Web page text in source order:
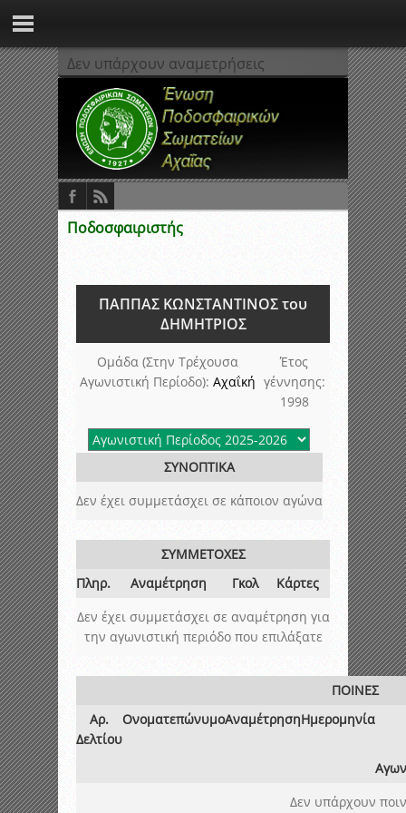
Δεν υπάρχουν αναμετρήσεις
Ποδοσφαιριστής
ΠΑΠΠΑΣ ΚΩΝΣΤΑΝΤΙΝΟΣ του
ΔΗΜΗΤΡΙΟΣ
Ομάδα (Στην Τρέχουσα
Αγωνιστική Περίοδο): Αχαΐκή
Έτος
γέννησης:
1998
ΣΥΝΟΠΤΙΚΑ
Δεν έχει συμμετάσχει σε κάποιον αγώνα
ΣΥΜΜΕΤΟΧΕΣ
Πληρ.
Αναμέτρηση Γκολ
Κάρτες
Δεν έχει συμμετάσχει σε αναμέτρηση για
την αγωνιστική περιόδο που επιλάξατε
ΠΟΙΝΕΣ
Αρ.
Δελτίου
ΟνοματεπώνυμοΑναμέτρησηΗμερομηνία
Δεν υπάρχουν